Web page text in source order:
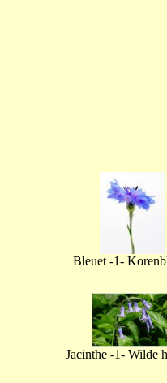
Bleuet -1-
Jacinthe -1- Wilde